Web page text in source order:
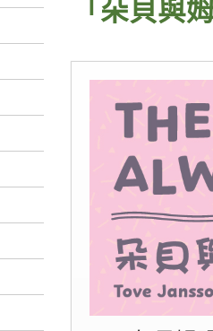
「朵貝與